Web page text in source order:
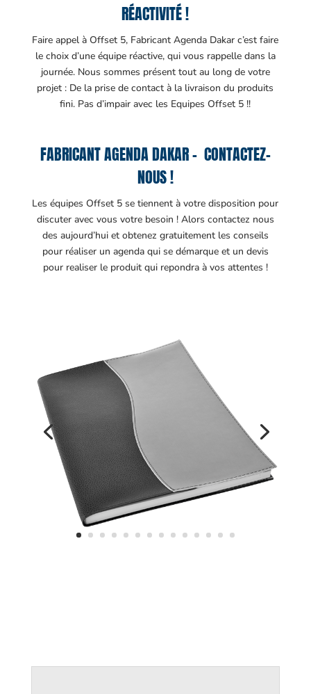
RÉACTIVITÉ !
Faire appel à Offset 5, Fabricant Agenda Dakar c’est faire
le choix d’une équipe réactive, qui vous rappelle dans la
journée. Nous sommes présent tout au long de votre
projet : De la prise de contact à la livraison du produits
fini. Pas d’impair avec les Equipes Offset 5 !!
FABRICANT AGENDA DAKAR – CONTACTEZ-
NOUS !
Les équipes Offset 5 se tiennent à votre disposition pour
discuter avec vous votre besoin ! Alors contactez nous
des aujourd’hui et obtenez gratuitement les conseils
pour réaliser un agenda qui se démarque et un devis
pour realiser le produit qui repondra à vos attentes !